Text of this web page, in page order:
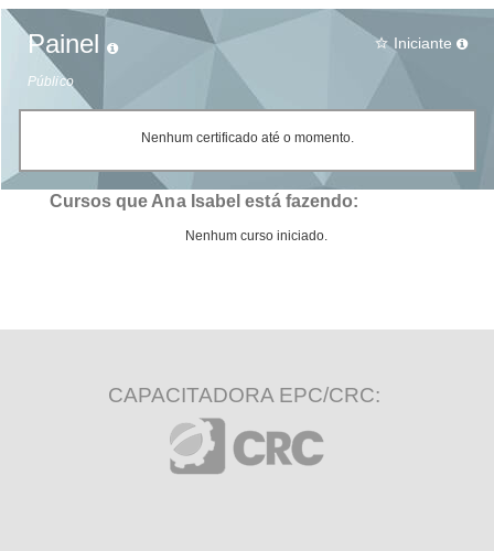
Painel
Público
star_border Iniciante
Nenhum certificado até o momento.
Cursos que Ana Isabel está fazendo:
Nenhum curso iniciado.
CAPACITADORA EPC/CRC: